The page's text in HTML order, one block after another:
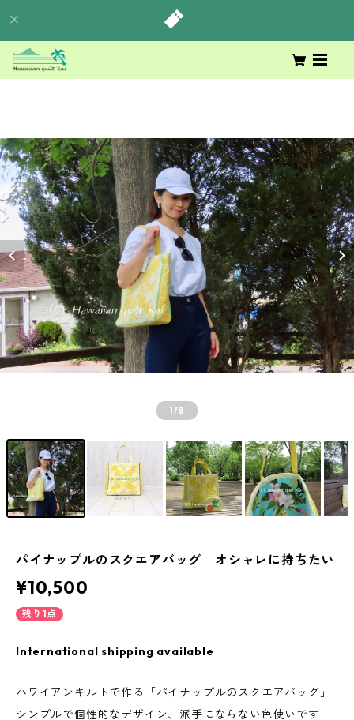
1/8
パイナップルのスクエアバッグ オシャレに持ちたい
¥10,500
残り1点
International shipping available
ハワイアンキルトで作る「パイナップルのスクエアバッグ」
シンプルで個性的なデザイン、派手にならない色使いです